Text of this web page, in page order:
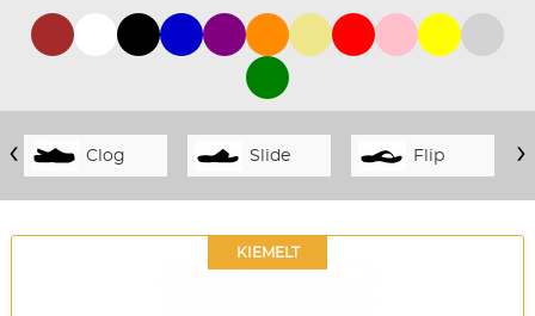
Téli termékek előre ár szerint növekvő
Nyári új termékek előre
Clog Slide Flip
‹ ›
KIEMELT